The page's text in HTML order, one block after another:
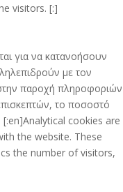
visitors. [:]
για να κατανοήσουν
με τον
παροχή πληροφοριών
το ποσοστό
cookies are
the website. These
the number of visitors,